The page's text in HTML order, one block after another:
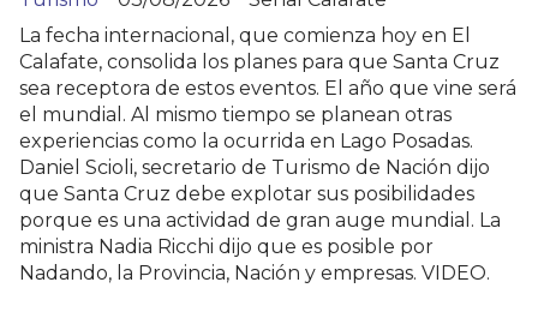
La fecha internacional, que comienza hoy en El
Calafate, consolida los planes para que Santa Cruz
sea receptora de estos eventos. El año que vine será
el mundial. Al mismo tiempo se planean otras
experiencias como la ocurrida en Lago Posadas.
Daniel Scioli, secretario de Turismo de Nación dijo
que Santa Cruz debe explotar sus posibilidades
porque es una actividad de gran auge mundial. La
ministra Nadia Ricchi dijo que es posible por
Nadando, la Provincia, Nación y empresas. VIDEO.